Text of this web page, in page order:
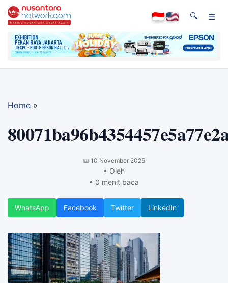
🔍 ☰
Home »
📅 10 November 2025
• Oleh
• 0 menit baca
WhatsApp Facebook Twitter LinkedIn